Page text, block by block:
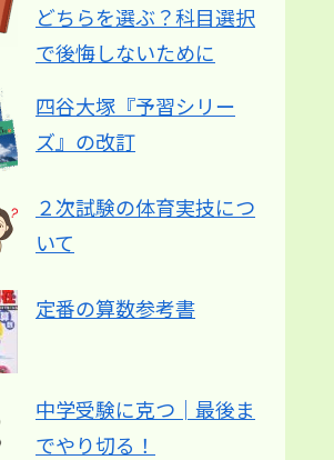
どちらを選ぶ？科目選択
で後悔しないために
四谷大塚『予習シリー
ズ』の改訂
２次試験の体育実技につ
いて
定番の算数参考書
中学受験に克つ│最後ま
でやり切る！